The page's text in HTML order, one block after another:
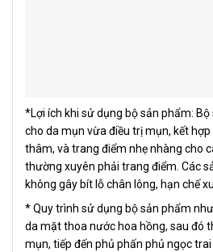
*Lợi ích khi sử dụng bộ sản phẩm:
cho da mụn vừa điều trị mụn, kết
thâm, và trang điểm nhẹ nhàng cho
thường xuyên phải trang điểm. Các
không gây bít lỗ chân lông, hạn chế
* Quy trình sử dụng bộ sản phẩm
da mặt thoa nước hoa hồng, sau đó
mụn, tiếp đến phủ phấn phủ ngọc